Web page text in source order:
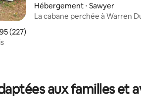
: 4,96 sur 5
moyenne sur la base de 227
(227)
Hébergement ⋅ Sawyer
La cabane perchée à Warren
aux familles et